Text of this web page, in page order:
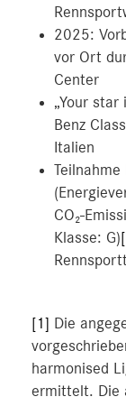
2025:
vor Ort
Center
„Your
Benz
Italien
Teilnahme
CO₂-
Klasse: G)
[1] Die
harmonised
ermittelt. Die